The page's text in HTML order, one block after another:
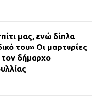
μας, ενώ δίπλα
του» Οι μαρτυρίες
τον δήμαρχο